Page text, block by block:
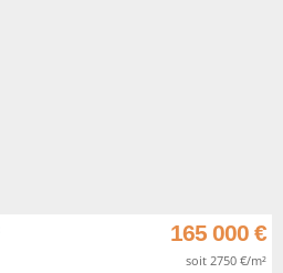
165 000 €
soit 2750 €/m²